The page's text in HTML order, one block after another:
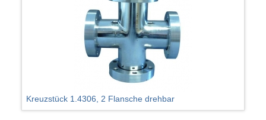
Kreuzstück 1.4306, 2 Flansche drehbar